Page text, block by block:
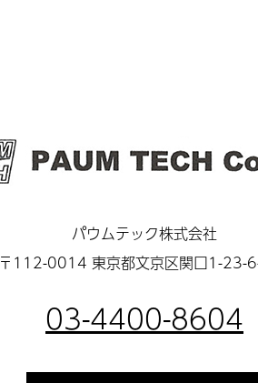
パウムテック株式会社
〒112-0014 東京都文京区関口1-23-
03-4400-8604